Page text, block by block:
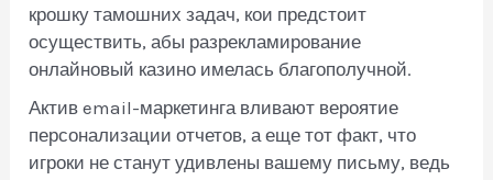
крошку тамошних задач, кои предстоит
осуществить, абы разрекламирование
онлайновый казино имелась благополучной.
Актив email-маркетинга вливают вероятие
персонализации отчетов, а еще тот факт, что
игроки не станут удивлены вашему письму, ведь